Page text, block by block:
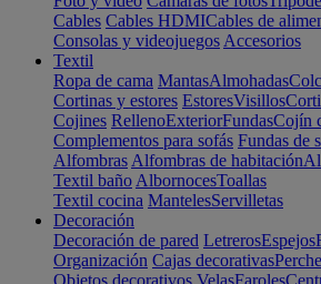
Cables Cables HDMICables de
Consolas y videojuegos Accesorios
Textil
Ropa de cama MantasAlmohadas
Cortinas y estores EstoresVisillos
Cojines RellenoExteriorFundasCojín
Complementos para sofás Fundas de
Alfombras Alfombras de habitación
Textil baño AlbornocesToallas
Textil cocina MantelesServilletas
Decoración
Decoración de pared LetrerosEspejos
Organización Cajas decorativas
Objetos decorativos VelasFaroles